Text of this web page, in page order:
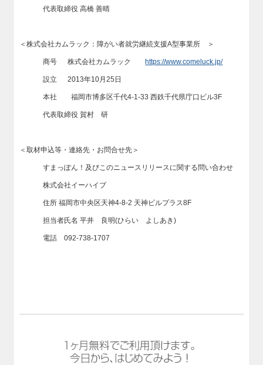
代表取締役 高橋 善晴
＜株式会社カムラック：障がい者就労継続支援A型事業所 ＞
商号 株式会社カムラック https://www.comeluck.jp/
設立 2013年10月25日
本社 福岡市博多区千代4-1-33 西鉄千代県庁口ビル3F
代表取締役 賀村 研
＜取材申込等・連絡先・お問合せ先＞
すまっぽん！及びこのニュースリリースに関する問い合わせ
株式会社イーハイブ
住所 福岡市中央区天神4-8-2 天神ビルプラス8F
担当者氏名 平井 良明(ひらい よしあき)
電話 092-738-1707